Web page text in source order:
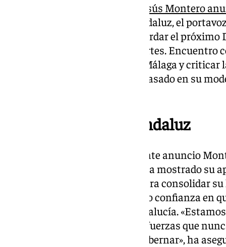
María Jesús Montero
Secretaría General del PSOE andaluz, el
Pérez, ha comparecido para abordar el
que se celebrará el próximo martes. Encuentro
reafirmar su compromiso con Málaga y criticar
Torre, acusándolo de haber fracasado en su
El futuro del PSOE andaluz
Por su parte, en cuanto al reciente anuncio
liderar el PSOE andaluz, Pérez ha mostrado
que desde Málaga trabajarán para consolidar
Espadas su labor y ha expresado confianza en
ganadora para gobernar en Andalucía.
sabemos que salimos con más fuerzas que
Montero es la ganadora para gobernar», ha